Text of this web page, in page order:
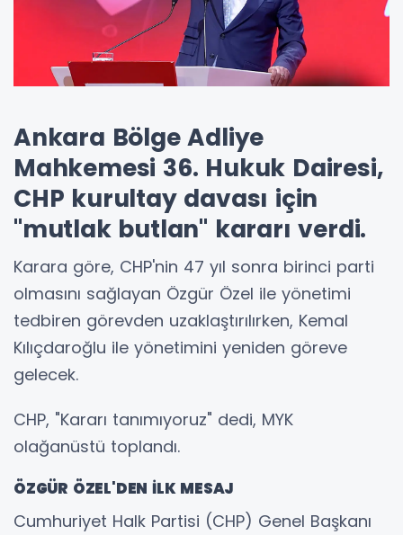
Ankara Bölge Adliye
Mahkemesi 36. Hukuk Dairesi,
CHP kurultay davası için
"mutlak butlan" kararı verdi.
Karara göre, CHP'nin 47 yıl sonra birinci parti
olmasını sağlayan Özgür Özel ile yönetimi
tedbiren görevden uzaklaştırılırken, Kemal
Kılıçdaroğlu ile yönetimini yeniden göreve
gelecek.
CHP, "Kararı tanımıyoruz" dedi, MYK
olağanüstü toplandı.
ÖZGÜR ÖZEL'DEN İLK MESAJ
Cumhuriyet Halk Partisi (CHP) Genel Başkanı